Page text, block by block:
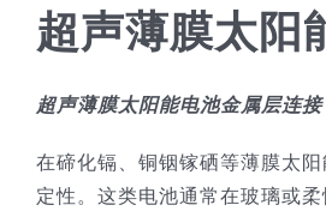
超声薄膜太阳
超声薄膜太阳能电池金属层连
在碲化镉、 铜铟镓硒等薄膜太
定性。这类电池通常在玻璃或